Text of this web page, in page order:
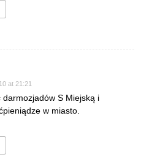
at 21:21
darmozjadów S Miejską i
w miasto.